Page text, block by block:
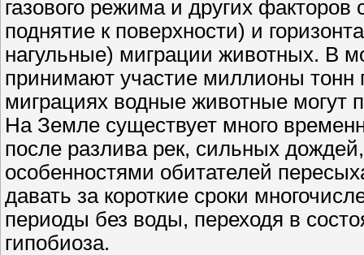
газового режима и других
поднятие к поверхности) и
нагульные) миграции животных. В
принимают участие миллионы тонн
миграциях водные животные могут
На Земле существует много
после разлива рек, сильных
особенностями обитателей
давать за короткие сроки
периоды без воды, переходя в
гипобиоза.